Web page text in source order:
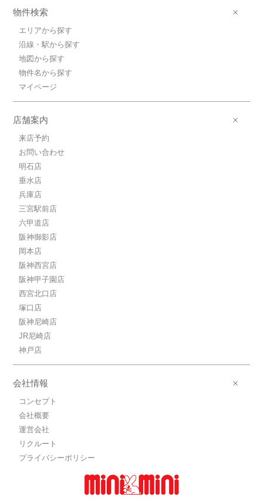
物件検索
エリアから探す
沿線・駅から探す
地図から探す
物件名から探す
マイページ
店舗案内
来店予約
お問い合わせ
明石店
垂水店
兵庫店
三宮駅前店
六甲道店
阪神御影店
岡本店
阪神西宮店
阪神甲子園店
西宮北口店
塚口店
阪神尼崎店
JR尼崎店
神戸店
会社情報
コンセプト
会社概要
運営会社
リクルート
プライバシーポリシー